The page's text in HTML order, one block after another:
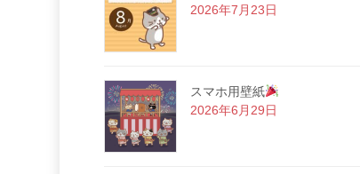
2026年7月23日
スマホ用壁紙
2026年6月29日